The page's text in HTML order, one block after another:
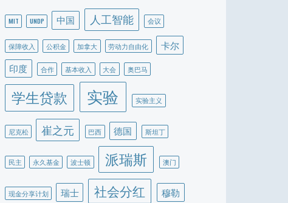
MIT UNDP 中国 人工智能 会议
保障收入 公积金 加拿大 劳动力自由化
卡尔
印度
合作 基本收入 大会 奥巴马
学生贷款 实验 实验主义
尼克松 崔之元 巴西 德国 斯坦丁
民主 永久基金 波士顿 派瑞斯 澳门
现金分享计划 瑞士 社会分红 穆勒